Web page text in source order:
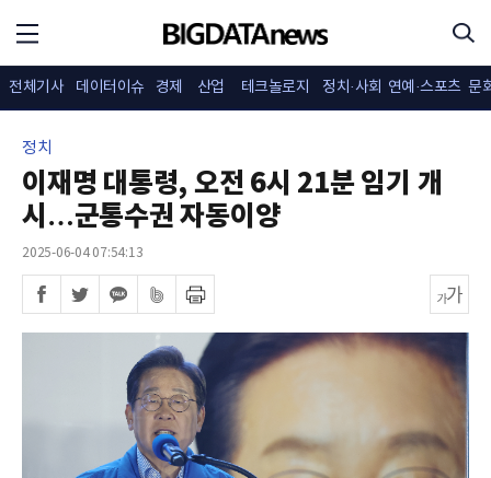
전체기사 데이터이슈 경제 산업 테크놀로지 정치·사회 연예·스포츠 문
정치
이재명 대통령, 오전 6시 21분 임기 개
시…군통수권 자동이양
2025-06-04 07:54:13